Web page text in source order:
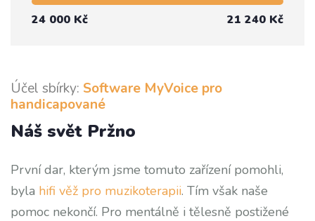
24 000 Kč 21 240 Kč
Účel sbírky: Software MyVoice pro
handicapované
Náš svět Pržno
První dar, kterým jsme tomuto zařízení pomohli,
byla hifi věž pro muzikoterapii. Tím však naše
pomoc nekončí. Pro mentálně i tělesně postižené